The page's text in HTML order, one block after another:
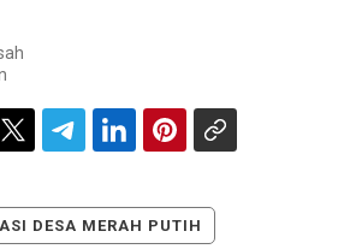
DESA MERAH PUTIH